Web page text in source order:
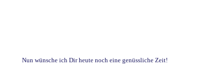
Nun wünsche ich Dir heute noch eine genüssliche Zeit!